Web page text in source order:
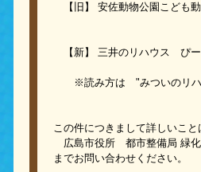
【旧】 安佐動物公園こども
【新】 三井のリハウス ぴ
※読み方は "みついのリハ
この件につきまして詳しいこと
広島市役所 都市整備局 緑化
までお問い合わせください。